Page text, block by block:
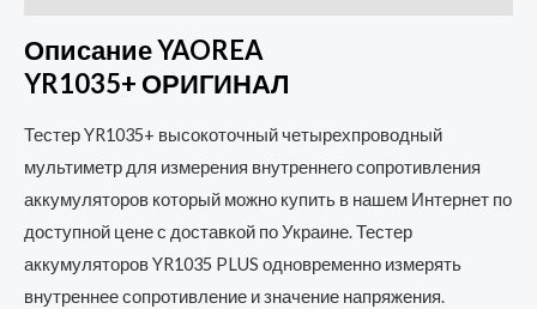
Описание YAOREA
YR1035+ ОРИГИНАЛ
Тестер YR1035+ высокоточный четырехпроводный
мультиметр для измерения внутреннего сопротивления
аккумуляторов который можно купить в нашем Интернет по
доступной цене с доставкой по Украине. Тестер
аккумуляторов YR1035 PLUS одновременно измерять
внутреннее сопротивление и значение напряжения.